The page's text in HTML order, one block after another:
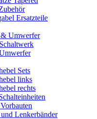
Ersatzteile
Umwerfer
Sets
links
rechts
Lenkerbänder